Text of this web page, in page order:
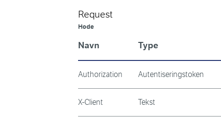
Request
Hode
Navn Type
Authorization Autentiseringstoken
X-Client Tekst